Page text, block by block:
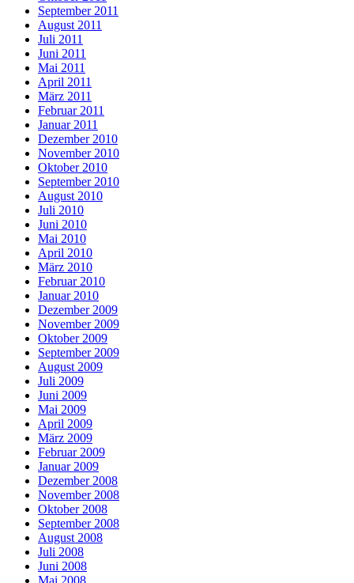
September 2011
August 2011
Juli 2011
Juni 2011
Mai 2011
April 2011
März 2011
Februar 2011
Januar 2011
Dezember 2010
November 2010
Oktober 2010
September 2010
August 2010
Juli 2010
Juni 2010
Mai 2010
April 2010
März 2010
Februar 2010
Januar 2010
Dezember 2009
November 2009
Oktober 2009
September 2009
August 2009
Juli 2009
Juni 2009
Mai 2009
April 2009
März 2009
Februar 2009
Januar 2009
Dezember 2008
November 2008
Oktober 2008
September 2008
August 2008
Juli 2008
Juni 2008